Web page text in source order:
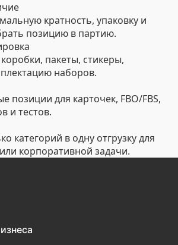
кратность, упаковку и
позицию в партию.
пакеты, стикеры,
наборов.
позиции для карточек, FBO/FBS,
и тестов.
категорий в одну отгрузку для
корпоративной задачи.